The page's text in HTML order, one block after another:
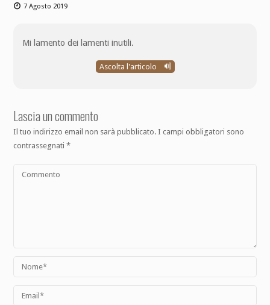
7 Agosto 2019
Mi lamento dei lamenti inutili.
Ascolta l'articolo
Lascia un commento
Il tuo indirizzo email non sarà pubblicato. I campi obbligatori sono
contrassegnati*